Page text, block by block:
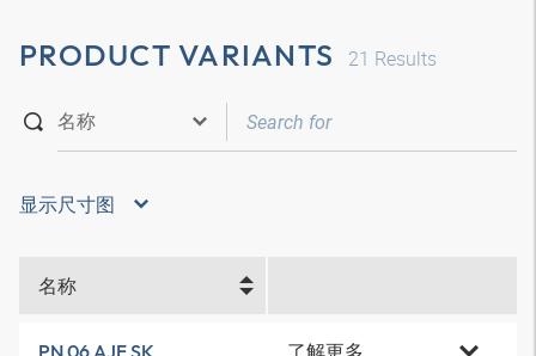
PRODUCT VARIANTS 21 Results
显示尺寸图
名称
PN 06 AJF SK